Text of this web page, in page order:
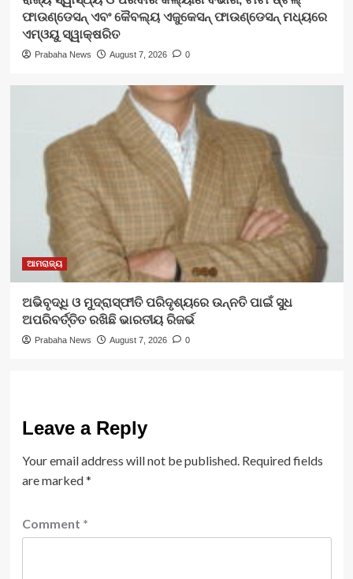
ଫାଉଣ୍ଡେସନ୍ ଏବଂ କୈବଲ୍ୟ ଏଜୁକେସନ୍ ଫାଉଣ୍ଡେସନ୍ ମଧ୍ୟରେ
ଏମ୍‌ଓୟୁ ସ୍ୱାକ୍ଷରିତ
Prabaha News August 7, 2026 0
ଆମରାଜ୍ୟ
ଅଭିବୃଦ୍ଧି ଓ ମୁଦ୍ରାସ୍ଫୀତି ପରିଦୃଶ୍ୟରେ ଉନ୍ନତି ପାଇଁ ସୁଧ
ଅପରିବର୍ତ୍ତିତ ରଖିଛି ଭାରତୀୟ ରିଜର୍ଭ
Prabaha News August 7, 2026 0
Leave a Reply
Your email address will not be published. Required fields
are marked*
Comment *